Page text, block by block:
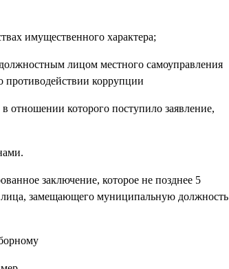
имущественного характера;
лицом местного самоуправления
противодействии коррупции
которого поступило заявление,
заключение, которое не позднее 5
лица, замещающего муниципальную должность